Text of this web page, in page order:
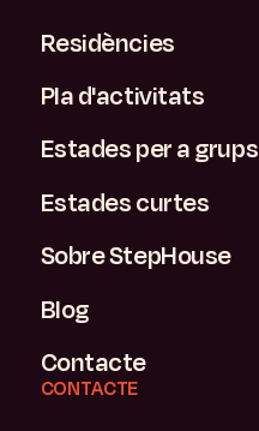
Residències
Pla d'activitats
Estades per a grups
Estades curtes
Sobre StepHouse
Blog
Contacte
CONTACTE